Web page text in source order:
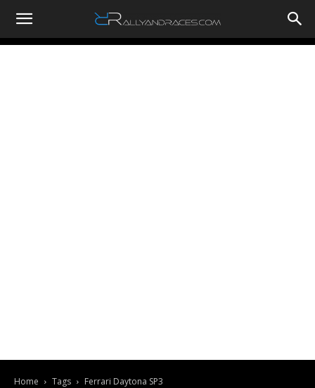
RallyandRaces.com
Home Tags Ferrari Daytona SP3